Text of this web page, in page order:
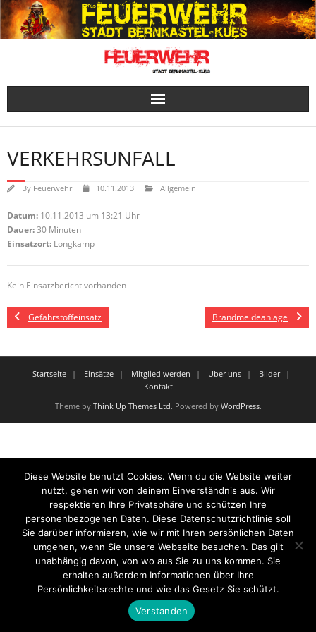
Skip
to
content
VERKEHRSUNFALL
By Feuerwehr 10.11.2013 Allgemein
Datum: 10.11.2013 um 13:21 Uhr
Dauer:30 Minuten
Einsatzort: Longkamp
Kein Einsatzbericht vorhanden
Gefahrstoffeinsatz Brandmeldeanlage
Startseite Einsätze Mitglied werden Über uns
Bilder
Kontakt
Theme by Think Up Themes Ltd. Powered by WordPress.
Diese Website benutzt Cookies. Wenn du die Website weiter
nutzt, gehen wir von deinem Einverständnis aus. Wir
respektieren Ihre Privatsphäre und schützen Ihre
personenbezogenen Daten. Diese Datenschutzrichtlinie soll
Sie darüber informieren, wie wir mit Ihren persönlichen Daten
umgehen, wenn Sie unsere Webseite besuchen. Das gilt
unabhängig davon, von wo aus Sie zu uns kommen. Sie
erhalten außerdem Informationen über Ihre
Persönlichkeitsrechte und wie das Gesetz Sie schützt.
Verstanden